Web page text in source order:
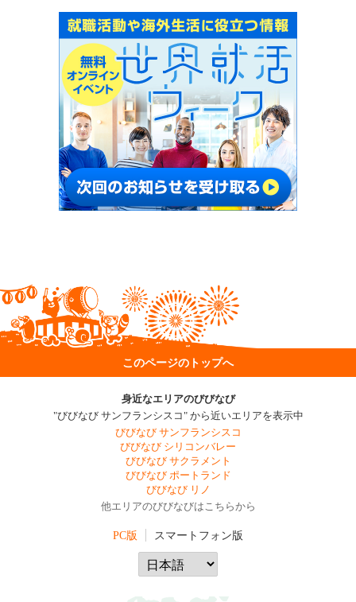
このページのトップへ
身近なエリアのびびなび
"びびなび サンフランシスコ" から近いエリアを表示中
びびなび サンフランシスコ
びびなび シリコンバレー
びびなび サクラメント
びびなび ポートランド
びびなび リノ
他エリアのびびなびはこちらから
PC版 スマートフォン版